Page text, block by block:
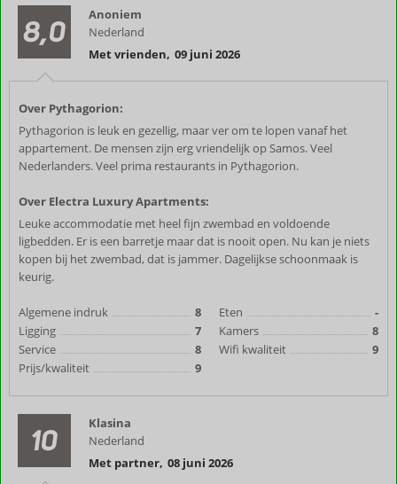
8,0
Anoniem
Nederland
Met vrienden, 09 juni 2026
Over Pythagorion:
Pythagorion is leuk en gezellig, maar ver om te lopen vanaf het
appartement. De mensen zijn erg vriendelijk op Samos. Veel
Nederlanders. Veel prima restaurants in Pythagorion.
Over Electra Luxury Apartments:
Leuke accommodatie met heel fijn zwembad en voldoende
ligbedden. Er is een barretje maar dat is nooit open. Nu kan je niets
kopen bij het zwembad, dat is jammer. Dagelijkse schoonmaak is
keurig.
Algemene indruk
8
Ligging
7
Service
8
Prijs/kwaliteit
9
Eten
-
Kamers
8
Wifi kwaliteit
9
10
Klasina
Nederland
Met partner, 08 juni 2026